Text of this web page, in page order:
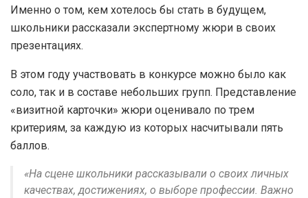
Именно о том, кем хотелось бы стать в будущем,
школьники рассказали экспертному жюри в своих
презентациях.
В этом году участвовать в конкурсе можно было как
соло, так и в составе небольших групп. Представление
«визитной карточки» жюри оценивало по трем
критериям, за каждую из которых насчитывали пять
баллов.
«На сцене школьники рассказывали о своих личных
качествах, достижениях, о выборе профессии. Важно